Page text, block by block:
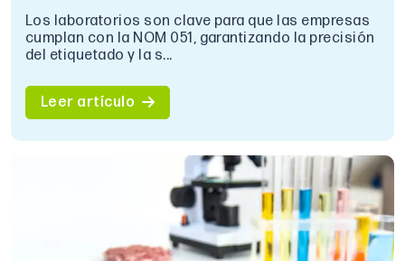
Los laboratorios son clave para que las empresas
cumplan con la NOM 051, garantizando la precisión
del etiquetado y la s...
Leer artículo